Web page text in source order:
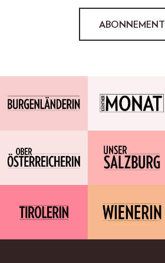
ABONNEMENT